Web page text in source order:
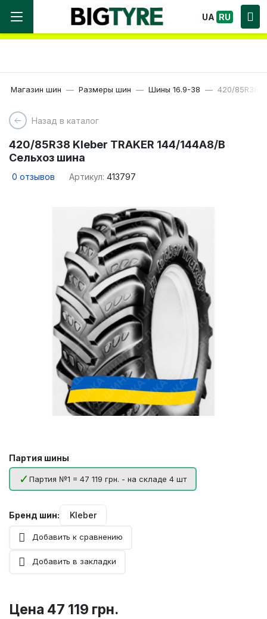
Мы работаем! Большой выбор Шин, быстрая
доставка по Украине!
UA RU
Магазин шин Размеры шин Шины 16.9-38 420/85R38
Назад в каталог
420/85R38 Kleber TRAKER 144/144A8/B
Сельхоз шина
0 отзывов Артикул: 413797
Партия шины
Партия №1 = 47 119 грн. - на складе 4 шт
Бренд шин: Kleber
Добавить к сравнению
Добавить в закладки
Цена 47 119 грн.